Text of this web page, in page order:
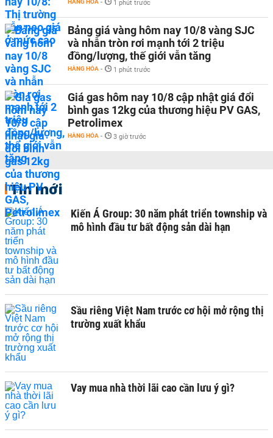
HÀNG HÓA - 1 phút trước
Bảng giá vàng hôm nay 10/8 vàng SJC
và nhẫn tròn rơi mạnh tới 2 triệu
đồng/lượng, thế giới vẫn tăng
HÀNG HÓA - 1 phút trước
Giá gas hôm nay 10/8 cập nhật giá đổi
bình gas 12kg của thương hiệu PV GAS,
Petrolimex
HÀNG HÓA - 3 giờ trước
Tin mới
Kiến Á Group: 30 năm phát triển township và
mô hình đầu tư bất động sản dài hạn
Sầu riêng Việt Nam trước cơ hội mở rộng thị
trường xuất khẩu
Vay mua nhà thời lãi cao cần lưu ý gì?